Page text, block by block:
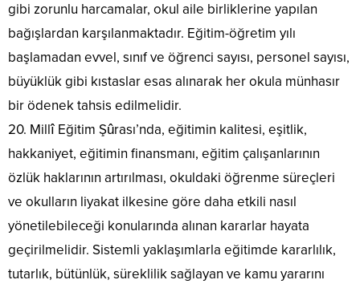
gibi zorunlu harcamalar, okul aile birliklerine yapılan
bağışlardan karşılanmaktadır. Eğitim-öğretim yılı
başlamadan evvel, sınıf ve öğrenci sayısı, personel sayısı,
büyüklük gibi kıstaslar esas alınarak her okula münhasır
bir ödenek tahsis edilmelidir.
20. Millî Eğitim Şûrası’nda, eğitimin kalitesi, eşitlik,
hakkaniyet, eğitimin finansmanı, eğitim çalışanlarının
özlük haklarının artırılması, okuldaki öğrenme süreçleri
ve okulların liyakat ilkesine göre daha etkili nasıl
yönetilebileceği konularında alınan kararlar hayata
geçirilmelidir. Sistemli yaklaşımlarla eğitimde kararlılık,
tutarlık, bütünlük, süreklilik sağlayan ve kamu yararını